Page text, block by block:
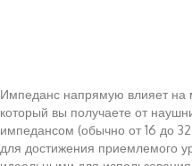
Импеданс напрямую влияет на
который вы получаете от
импедансом (обычно от 16 до
для достижения приемлемого